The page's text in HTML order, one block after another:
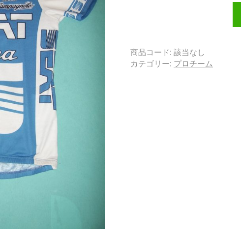
商品コード: 該当なし
カテゴリー: プロチーム